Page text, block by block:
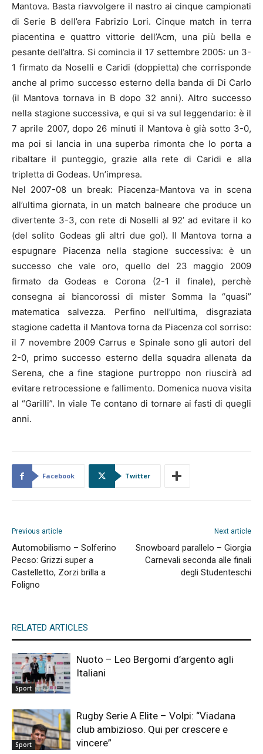
Mantova. Basta riavvolgere il nastro ai cinque campionati
di Serie B dell’era Fabrizio Lori. Cinque match in terra
piacentina e quattro vittorie dell’Acm, una più bella e
pesante dell’altra. Si comincia il 17 settembre 2005: un 3-
1 firmato da Noselli e Caridi (doppietta) che corrisponde
anche al primo successo esterno della banda di Di Carlo
(il Mantova tornava in B dopo 32 anni). Altro successo
nella stagione successiva, e qui si va sul leggendario: è il
7 aprile 2007, dopo 26 minuti il Mantova è già sotto 3-0,
ma poi si lancia in una superba rimonta che lo porta a
ribaltare il punteggio, grazie alla rete di Caridi e alla
tripletta di Godeas. Un’impresa.
Nel 2007-08 un break: Piacenza-Mantova va in scena
all’ultima giornata, in un match balneare che produce un
divertente 3-3, con rete di Noselli al 92’ ad evitare il ko
(del solito Godeas gli altri due gol). Il Mantova torna a
espugnare Piacenza nella stagione successiva: è un
successo che vale oro, quello del 23 maggio 2009
firmato da Godeas e Corona (2-1 il finale), perchè
consegna ai biancorossi di mister Somma la “quasi”
matematica salvezza. Perfino nell’ultima, disgraziata
stagione cadetta il Mantova torna da Piacenza col sorriso:
il 7 novembre 2009 Carrus e Spinale sono gli autori del
2-0, primo successo esterno della squadra allenata da
Serena, che a fine stagione purtroppo non riuscirà ad
evitare retrocessione e fallimento. Domenica nuova visita
al “Garilli”. In viale Te contano di tornare ai fasti di quegli
anni.
Facebook Twitter
Previous article
Automobilismo – Solferino
Pecso: Grizzi super a
Castelletto, Zorzi brilla a
Foligno
Next article
Snowboard parallelo – Giorgia
Carnevali seconda alle finali
degli Studenteschi
RELATED ARTICLES
Sport
Nuoto – Leo Bergomi d’argento agli
Italiani
Sport
Rugby Serie A Elite – Volpi: “Viadana
club ambizioso. Qui per crescere e
vincere”